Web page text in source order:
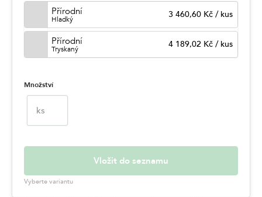
Přírodní
Hladký 3 460,60 Kč / kus
Přírodní
Tryskaný 4 189,02 Kč / kus
Množství
ks
Vložit do seznamu
Vyberte variantu